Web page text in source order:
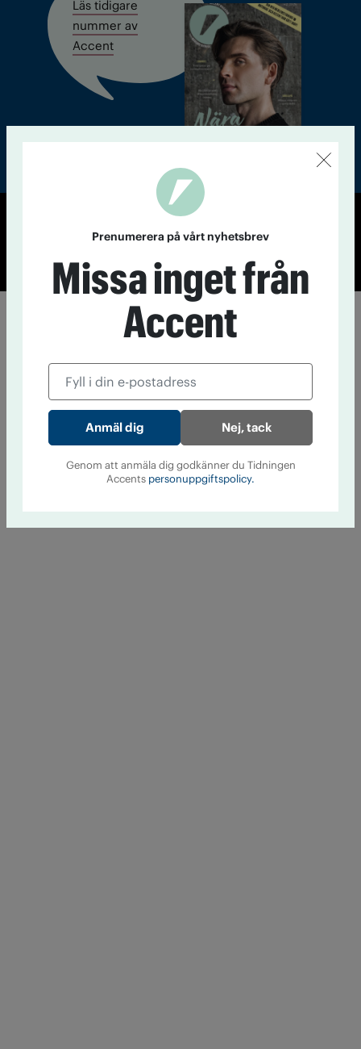
Läs tidigare
nummer av
Accent
© Tidningen Accent 2026
Prenumerera på vårt nyhetsbrev
Missa inget från
Accent
Nej, tack
Genom att anmäla dig godkänner du Tidningen
Accents personuppgiftspolicy.